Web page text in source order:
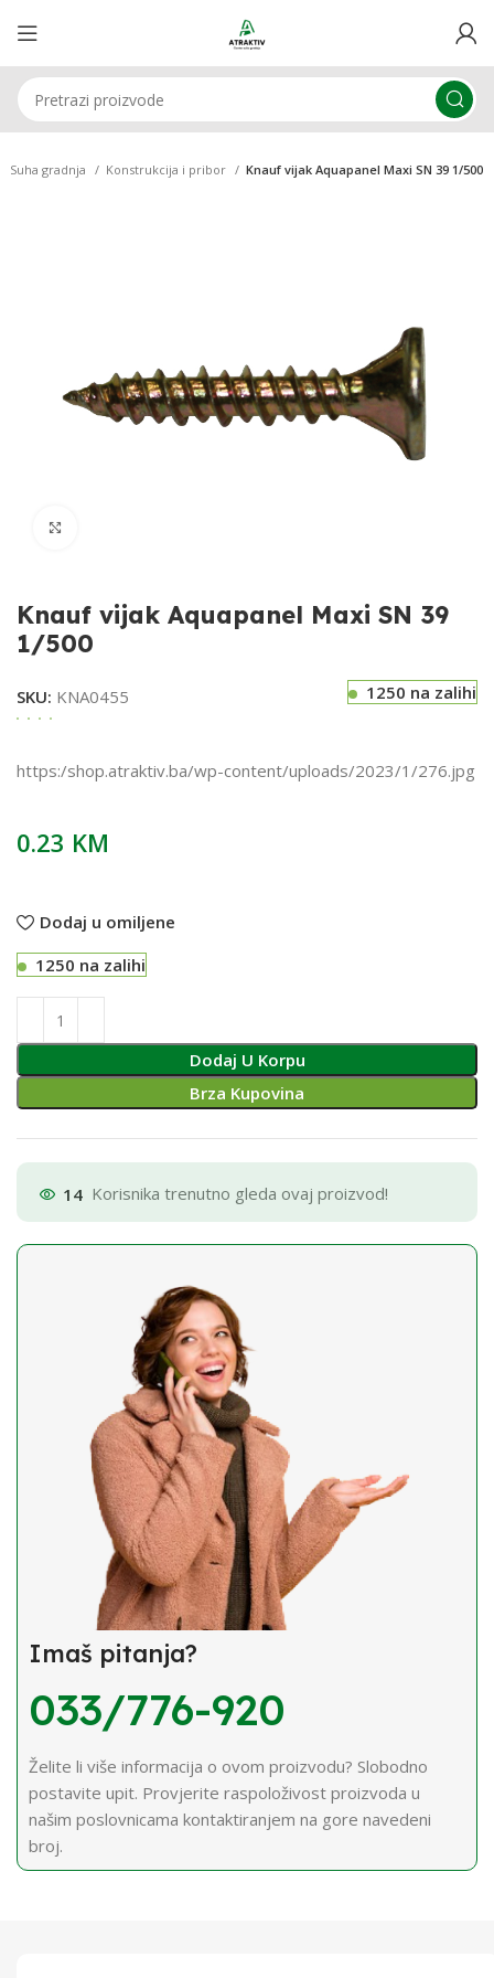
Suha gradnja Konstrukcija i pribor Knauf vijak Aquapanel Maxi SN 39 1/500
Knauf vijak Aquapanel Maxi SN 39
1/500
SKU: KNA0455 1250 na zalihi
https:/shop.atraktiv.ba/wp-content/uploads/2023/1/276.jpg
0.23 KM
Dodaj u omiljene
1250 na zalihi
Dodaj U Korpu
Brza Kupovina
14 Korisnika trenutno gleda ovaj proizvod!
Imaš pitanja?
033/776-920
Želite li više informacija o ovom proizvodu? Slobodno
postavite upit. Provjerite raspoloživost proizvoda u
našim poslovnicama kontaktiranjem na gore navedeni
broj.